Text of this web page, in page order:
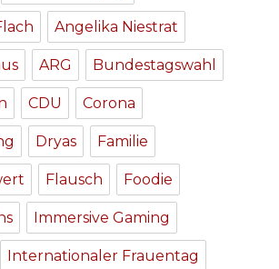
Angelika Niestrat
ARG Bundestagswahl
CDU Corona
Dryas Familie
Flausch Foodie
Immersive Gaming
Internationaler Frauentag